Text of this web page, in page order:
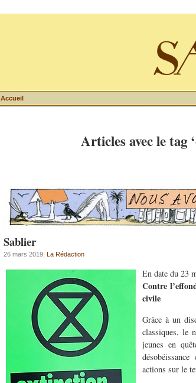
Accueil
Articles avec le tag
Sablier
26 mars 2019, La Rédaction
En date du 23
Contre
civile
Grâce à un
classiques, le
jeunes en
actions sur le